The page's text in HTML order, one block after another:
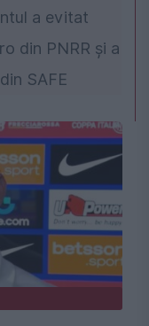
a evitat
din PNRR și a
SAFE